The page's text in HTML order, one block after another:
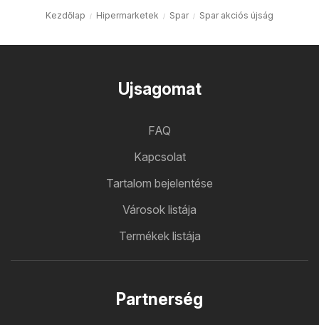
Kezdőlap Hipermarketek Spar Spar akciós újság
Ujsagomat
FAQ
Kapcsolat
Tartalom bejelentése
Városok listája
Termékek listája
Partnerség